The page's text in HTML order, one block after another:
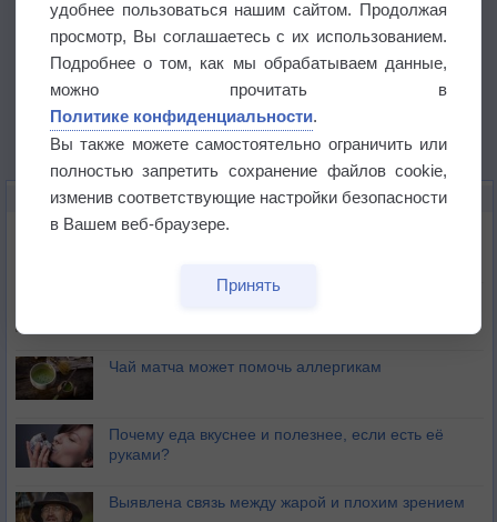
ЭТО ИНТЕРЕСНО
Почему северный загар цветом отличается от
Букет сирени вреден для здоровья
Чай матча может помочь аллергикам
Почему еда вкуснее и полезнее, если есть её
руками?
Выявлена связь между жарой и плохим зрением
удобнее пользоваться нашим сайтом. Продолжая
просмотр, Вы соглашаетесь с их использованием.
Подробнее о том, как мы обрабатываем данные,
можно прочитать в
Политике конфиденциальности.
Вы также можете самостоятельно ограничить или
полностью запретить сохранение файлов cookie,
изменив соответствующие настройки безопасности
в Вашем веб-браузере.
Принять